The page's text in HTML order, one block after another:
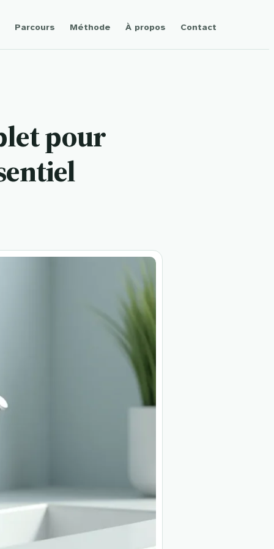
Parcours Méthode À propos Contact
pour